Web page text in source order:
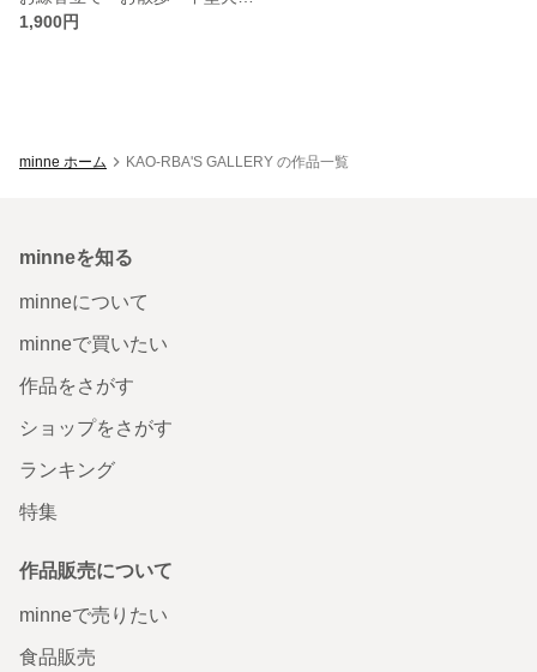
1,900円
minne ホーム KAO-RBA'S GALLERY の作品一覧
minneを知る
minneについて
minneで買いたい
作品をさがす
ショップをさがす
ランキング
特集
作品販売について
minneで売りたい
食品販売